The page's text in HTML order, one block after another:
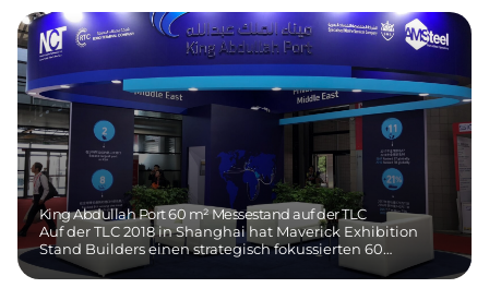
King Abdullah Port 60 m² Messestand auf der TLC
Auf der TLC 2018 in Shanghai hat Maverick Exhibition
Stand Builders einen strategisch fokussierten 60…